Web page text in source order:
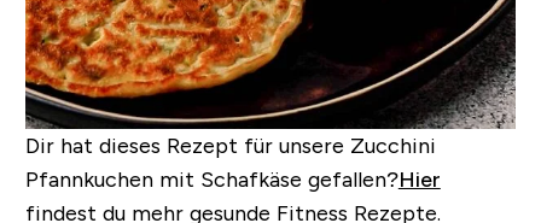
Dir hat dieses Rezept für unsere Zucchini
Pfannkuchen mit Schafkäse gefallen?Hier
findest du mehr gesunde Fitness Rezepte.